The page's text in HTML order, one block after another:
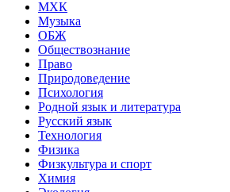
МХК
Музыка
ОБЖ
Обществознание
Право
Природоведение
Психология
Родной язык и литература
Русский язык
Технология
Физика
Физкультура и спорт
Химия